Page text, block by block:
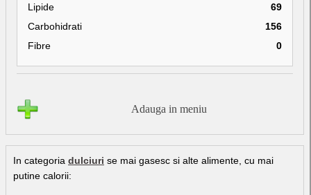
Lipide
69
Carbohidrati
156
Fibre
0
Adauga in meniu
In categoria dulciuri se mai gasesc si alte alimente, cu mai
putine calorii: